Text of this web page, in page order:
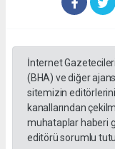
İnternet
(BHA) ve diğer
sitemizin
kanallarından
muhataplar haberi
editörü sorumlu